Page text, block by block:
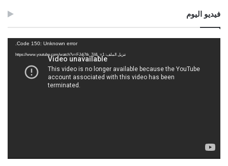
فيديو اليوم
Code 150: Unknown error.
تنزيل الملف: https://www.youtube.com/watch?v=FJdj7tk_7jI&_=1